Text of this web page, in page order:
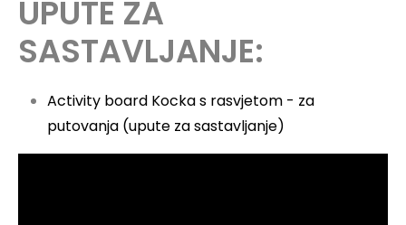
UPUTE ZA
SASTAVLJANJE:
Activity board Kocka s rasvjetom - za
putovanja (upute za sastavljanje)